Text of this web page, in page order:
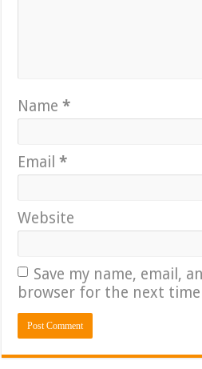
Name*
Email*
Website
Save my name, email,
browser for the next